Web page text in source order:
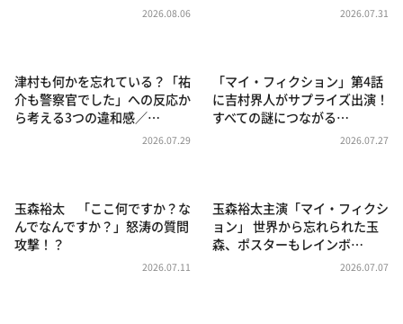
～人生密着トークバラエティ！～ やすとものいたっ
news おかえり
河合＆A.B.C-Z塚田×福井アナ「なんでやねん！？」
（news おかえり）
朝だ！生です旅サラダ
教えて！ニュースライブ 正義のミカタ
2026.08.06 2026.07.31
津村も何かを忘れている？「祐
介も警察官でした」への反応か
ら考える3つの違和感／…
2026.07.29
「マイ・フィクション」第4話
に吉村界人がサプライズ出演！
すべての謎につながる…
2026.07.27
玉森裕太 「ここ何ですか？な
んでなんですか？」怒涛の質問
攻撃！？
2026.07.11
玉森裕太主演「マイ・フィクシ
ョン」 世界から忘れられた玉
森、ポスターもレインボ…
2026.07.07